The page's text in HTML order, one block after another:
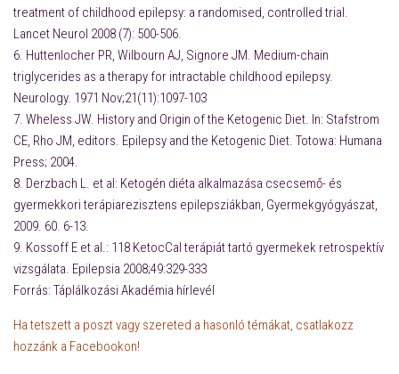
treatment of childhood epilepsy: a randomised, controlled trial.
Lancet Neurol 2008 (7): 500-506.
6. Huttenlocher PR, Wilbourn AJ, Signore JM. Medium-chain
triglycerides as a therapy for intractable childhood epilepsy.
Neurology. 1971 Nov;21(11):1097-103
7. Wheless JW. History and Origin of the Ketogenic Diet. In: Stafstrom
CE, Rho JM, editors. Epilepsy and the Ketogenic Diet. Totowa: Humana
Press; 2004.
8. Derzbach L. et al: Ketogén diéta alkalmazása csecsemő- és
gyermekkori terápiarezisztens epilepsziákban, Gyermekgyógyászat,
2009. 60. 6-13.
9. Kossoff E et al.: 118 KetocCal terápiát tartó gyermekek retrospektív
vizsgálata. Epilepsia 2008;49:329-333
Forrás: Táplálkozási Akadémia hírlevél
Ha tetszett a poszt vagy szereted a hasonló témákat, csatlakozz
hozzánk a Facebookon!